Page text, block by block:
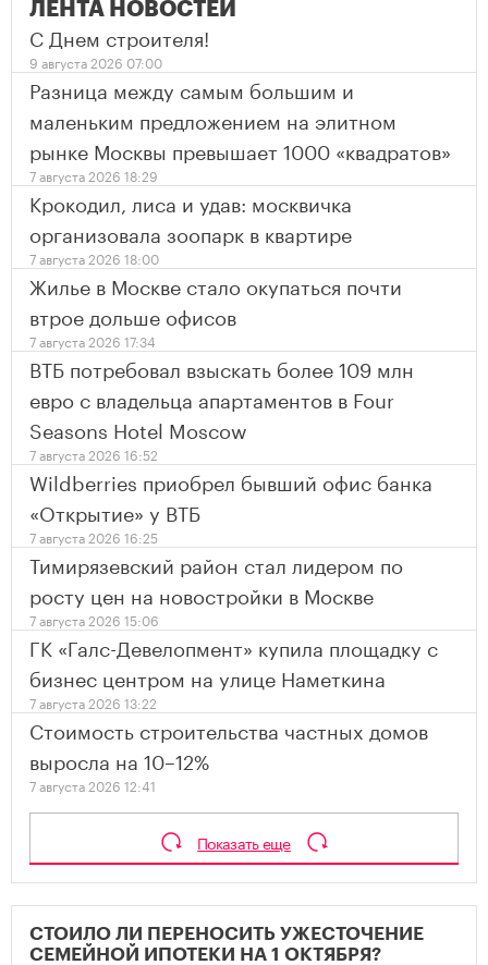
ЛЕНТА НОВОСТЕЙ
С Днем строителя!
9 августа 2026 07:00
Разница между самым большим и
маленьким предложением на элитном
рынке Москвы превышает 1000 «квадратов»
7 августа 2026 18:29
Крокодил, лиса и удав: москвичка
организовала зоопарк в квартире
7 августа 2026 18:00
Жилье в Москве стало окупаться почти
втрое дольше офисов
7 августа 2026 17:34
ВТБ потребовал взыскать более 109 млн
евро с владельца апартаментов в Four
Seasons Hotel Moscow
7 августа 2026 16:52
Wildberries приобрел бывший офис банка
«Открытие» у ВТБ
7 августа 2026 16:25
Тимирязевский район стал лидером по
росту цен на новостройки в Москве
7 августа 2026 15:06
ГК «Галс-Девелопмент» купила площадку с
бизнес центром на улице Наметкина
7 августа 2026 13:22
Стоимость строительства частных домов
выросла на 10–12%
7 августа 2026 12:41
Показать еще
СТОИЛО ЛИ ПЕРЕНОСИТЬ УЖЕСТОЧЕНИЕ
СЕМЕЙНОЙ ИПОТЕКИ НА 1 ОКТЯБРЯ?